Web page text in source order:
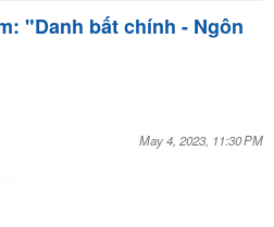
"Danh bất chính - Ngôn
May 4, 2023, 11:30 PM